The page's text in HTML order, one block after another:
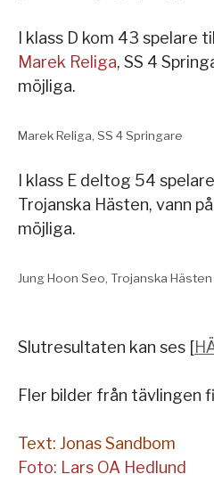
I klass D kom 43 spelare
Marek Religa, SS 4
möjliga.
Marek Religa, SS 4 Springare
I klass E deltog 54
Trojanska Hästen, vann
möjliga.
Jung Hoon Seo, Trojanska Hästen
Slutresultaten kan ses [
Fler bilder från tävlingen
Text: Jonas Sandbom
Foto: Lars OA Hedlund